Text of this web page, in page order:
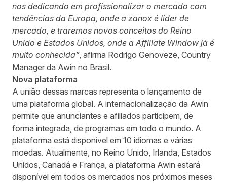
nos dedicando em profissionalizar o mercado com
tendências da Europa, onde a zanox é líder de
mercado, e traremos novos conceitos do Reino
Unido e Estados Unidos, onde a Affiliate Window já é
muito conhecida”, afirma Rodrigo Genoveze, Country
Manager da Awin no Brasil.
Nova plataforma
A união dessas marcas representa o lançamento de
uma plataforma global. A internacionalização da Awin
permite que anunciantes e afiliados participem, de
forma integrada, de programas em todo o mundo. A
plataforma está disponível em 10 idiomas e várias
moedas. Atualmente, no Reino Unido, Irlanda, Estados
Unidos, Canadá e França, a plataforma Awin estará
disponível em todos os mercados nos próximos meses